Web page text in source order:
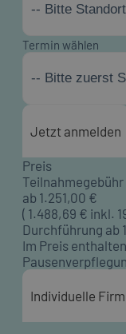
-- Bitte
Termin wählen
-- Bitte zuerst
Jetzt anmelden
Preis
Teilnahmegebühr
ab 1.251,00 €
( 1.488,69 € inkl.
Durchführung ab
Im Preis
Individuelle